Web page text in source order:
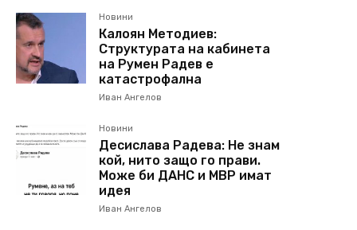
Новини
Калоян Методиев:
Структурата на кабинета
на Румен Радев е
катастрофална
Иван Ангелов
Новини
Десислава Радева: Не знам
кой, нито защо го прави.
Може би ДАНС и МВР имат
идея
Иван Ангелов